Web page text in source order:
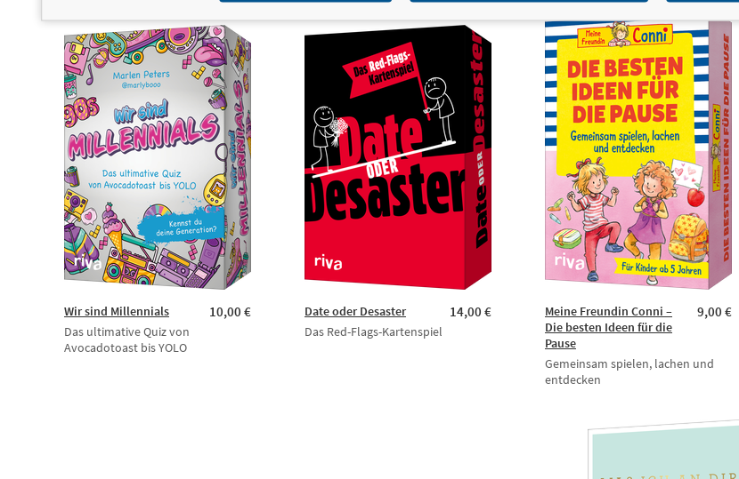
10,00 €
Wir sind Millennials
Das ultimative Quiz von
Avocadotoast bis YOLO
14,00 €
Date oder Desaster
Das Red-Flags-Kartenspiel
9,00 €
Meine Freundin Conni –
Die besten Ideen für die
Pause
Gemeinsam spielen, lachen und
entdecken